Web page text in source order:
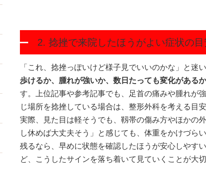
2. 捻挫で来院したほうがよい症状の目
「これ、捻挫っぽいけど様子見でいいのかな」と迷
歩けるか、腫れが強いか、数日たっても変化がある
す。上位記事や参考記事でも、足首の痛みや腫れが
じ場所を捻挫している場合は、整形外科を考える目
実際、見た目は軽そうでも、靱帯の傷み方やほかの
し休めば大丈夫そう」と感じても、体重をかけづら
残るなら、早めに状態を確認したほうが安心しやす
ど、こうしたサインを落ち着いて見ていくことが大